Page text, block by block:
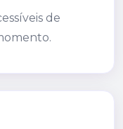
de